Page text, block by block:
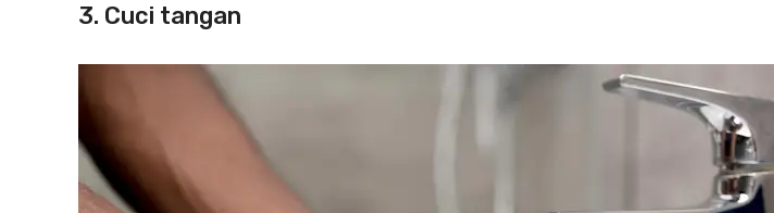
3. Cuci tangan